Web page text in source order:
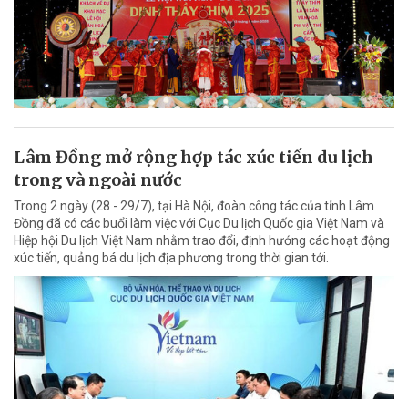
Lâm Đồng mở rộng hợp tác xúc tiến du lịch
trong và ngoài nước
Trong 2 ngày (28 - 29/7), tại Hà Nội, đoàn công tác của tỉnh Lâm
Đồng đã có các buổi làm việc với Cục Du lịch Quốc gia Việt Nam và
Hiệp hội Du lịch Việt Nam nhằm trao đổi, định hướng các hoạt động
xúc tiến, quảng bá du lịch địa phương trong thời gian tới.